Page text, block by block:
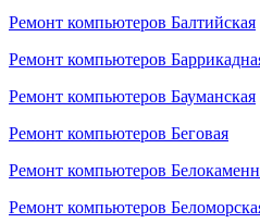
Ремонт компьютеров Балтийская
Ремонт компьютеров
Ремонт компьютеров Бауманская
Ремонт компьютеров Беговая
Ремонт компьютеров
Ремонт компьютеров